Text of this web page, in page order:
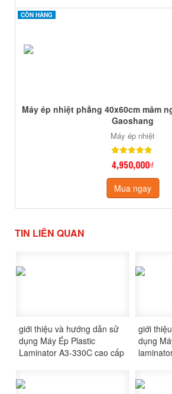
CÒN HÀNG
CÒN HÀNG
Máy ép nhiệt phẳng 40x60cm mâm
Gaoshang
Máy ép nhiệt
4,950,000₫
Mua ngay
TIN LIÊN QUAN
giới thiệu và hướng dẫn sử
dụng Máy Ép Plastic
Laminator A3-330C cao cấp
giới
dụng